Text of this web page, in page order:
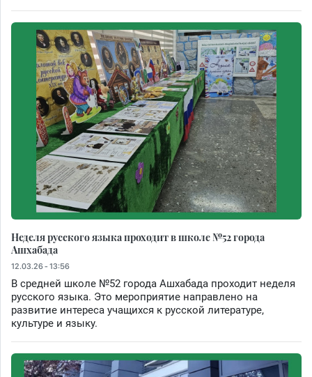
Неделя русского языка проходит в школе №52 города
Ашхабада
12.03.26 - 13:56
В средней школе №52 города Ашхабада проходит неделя
русского языка. Это мероприятие направлено на
развитие интереса учащихся к русской литературе,
культуре и языку.